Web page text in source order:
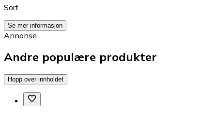
Sort
Se mer informasjon
Annonse
Andre populære produkter
Hopp over innholdet